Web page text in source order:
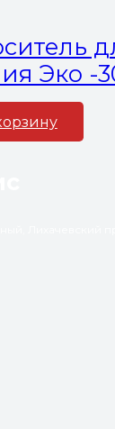
Эко -